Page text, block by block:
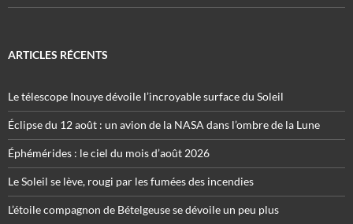
ARTICLES RÉCENTS
Le télescope Inouye dévoile l’incroyable surface du Soleil
Éclipse du 12 août : un avion de la NASA dans l’ombre de la Lune
Éphémérides : le ciel du mois d’août 2026
Le Soleil se lève, rougi par les fumées des incendies
L’étoile compagnon de Bételgeuse se dévoile un peu plus